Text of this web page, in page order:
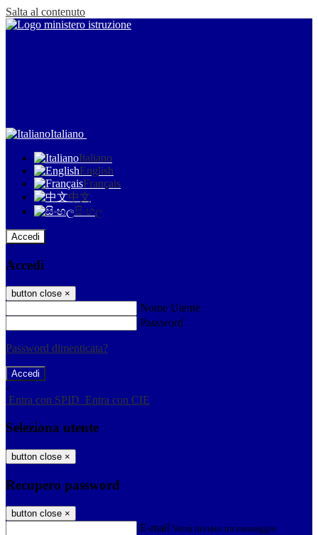
Salta al contenuto
Italiano
Italiano
English
Français
中文
සිංහල
Accedi
Accedi
button close ×
Nome Utente
Password
Password dimenticata?
-
Entra con SPID Entra con CIE
Seleziona utente
button close ×
Recupero password
button close ×
E-mail Verrà inviato un messaggio